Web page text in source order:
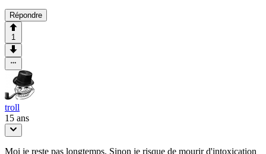
Répondre
1
troll
15 ans
Moi je reste pas longtemps. Sinon je risque de mourir d'intoxication